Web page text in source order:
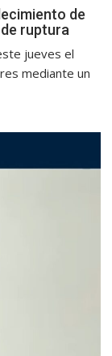
de
ruptura
jueves el
mediante un